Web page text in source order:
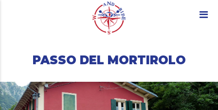
PASSO DEL MORTIROLO